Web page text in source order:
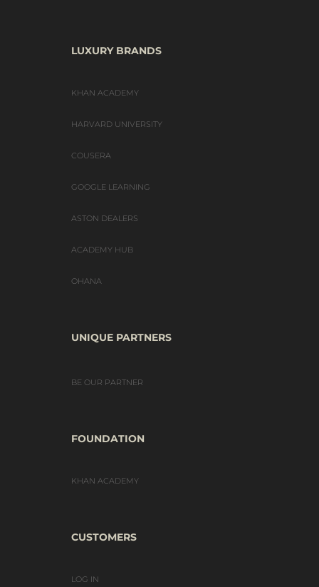
LUXURY BRANDS
KHAN ACADEMY
HARVARD UNIVERSITY
COUSERA
GOOGLE LEARNING
ASTON DEALERS
ACADEMY HUB
OHANA
UNIQUE PARTNERS
BE OUR PARTNER
FOUNDATION
KHAN ACADEMY
CUSTOMERS
LOG IN